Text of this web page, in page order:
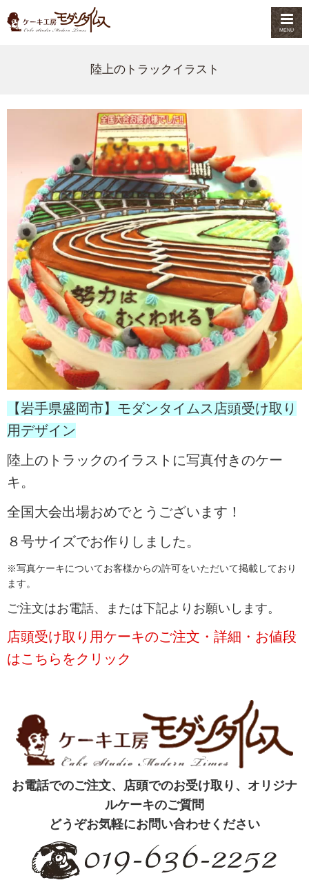
MENU
陸上のトラックイラスト
【岩手県盛岡市】モダンタイムス店頭受け取り
用デザイン
陸上のトラックのイラストに写真付きのケー
キ。
全国大会出場おめでとうございます！
８号サイズでお作りしました。
※写真ケーキについてお客様からの許可をいただいて掲載しており
ます。
ご注文はお電話、または下記よりお願いします。
店頭受け取り用ケーキのご注文・詳細・お値段
はこちらをクリック
お電話でのご注文、店頭でのお受け取り、オリジナ
ルケーキのご質問
どうぞお気軽にお問い合わせください